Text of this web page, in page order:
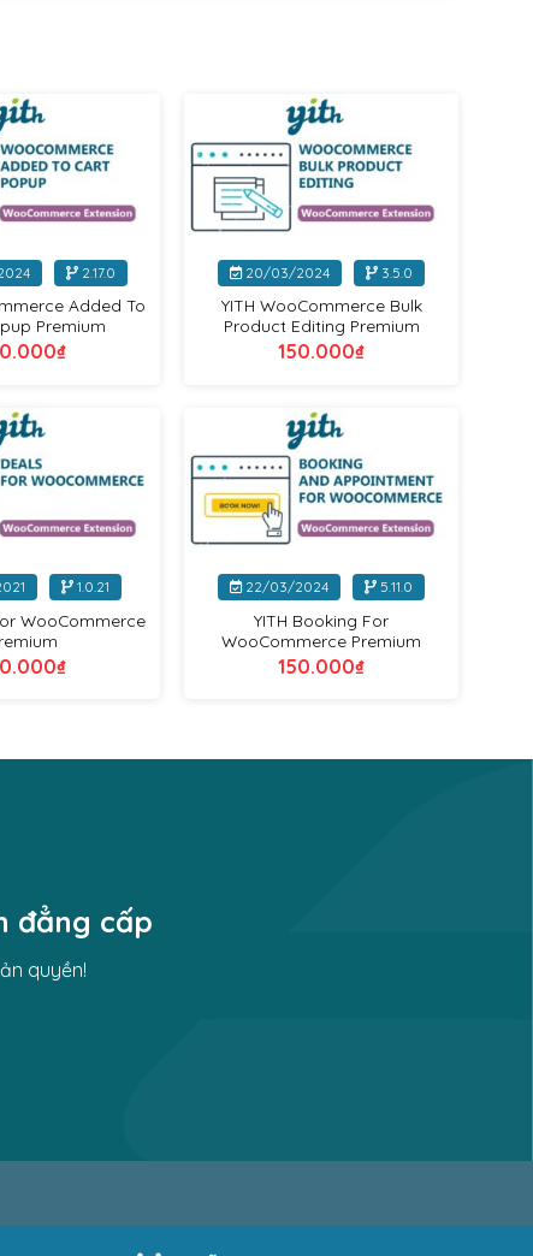
2.17.0
Added To
Premium
₫
+
20/03/2024 3.5.0
YITH WooCommerce Bulk
Product Editing Premium
150.000₫
1.0.21
WooCommerce
₫
+
22/03/2024 5.11.0
YITH Booking For
WooCommerce Premium
150.000₫
đẳng cấp
quyền!